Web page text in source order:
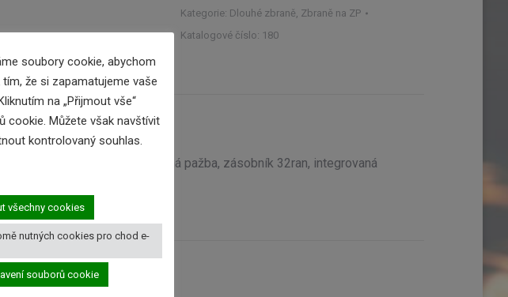
puška
množství
Kategorie: Dlouhé zbraně, Zbraně na ZP
Katalogové číslo: 180
Ráže 7,62x25mm, sklopná pažba, zásobník 32ran, integrovaná
soubory cookie, abychom
že si zapamatujeme vaše
na „Přijmout vše“
cookie. Můžete však navštívit
kontrolovaný souhlas.
všechny cookies
nutných cookies pro chod e-
souborů cookie